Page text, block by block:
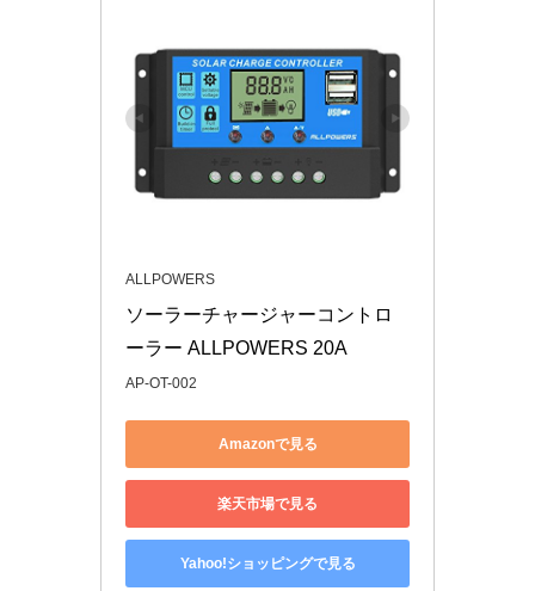
ALLPOWERS
ソーラーチャージャーコントロ
ーラー ALLPOWERS 20A
AP-OT-002
Amazonで見る
楽天市場で見る
Yahoo!ショッピングで見る